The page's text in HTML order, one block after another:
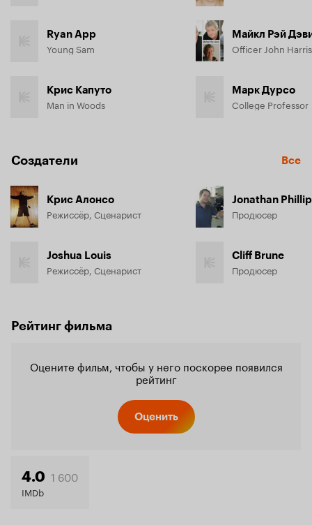
Ryan App
Young Sam
Крис Капуто
Man in Woods
Майкл Рэй
Officer John Harris
Марк Дурсо
College Professor
Создатели Все
Крис Алонсо
Режиссёр, Сценарист
Joshua Louis
Режиссёр, Сценарист
Jonathan
Продюсер
Cliff Brune
Продюсер
Рейтинг фильма
Оцените фильм, чтобы у него поскорее появился
рейтинг
Оценить
4.0 1 600
IMDb